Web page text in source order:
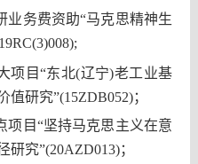
业务费资助“马克思精神生
项目“东北(辽宁)老工业基
研究”(15ZDB052)；
项目“坚持马克思主义在意
究”(20AZD013)；